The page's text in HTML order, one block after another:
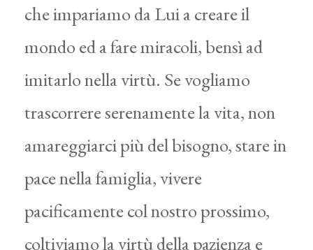
che impariamo da Lui a creare il
mondo ed a fare miracoli, bensì ad
imitarlo nella virtù. Se vogliamo
trascorrere serenamente la vita, non
amareggiarci più del bisogno, stare in
pace nella famiglia, vivere
pacificamente col nostro prossimo,
coltiviamo la virtù della pazienza e